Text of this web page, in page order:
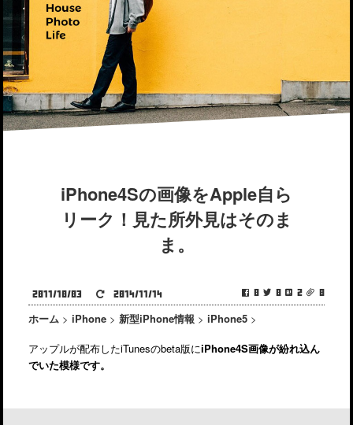
iPhone4Sの画像をApple自ら
リーク！見た所外見はそのま
ま。
0 0 2 0
2011/10/03 2014/11/14
ホーム > iPhone > 新型iPhone情報 > iPhone5 >
アップルが配布したiTunesのbeta版にiPhone4S画像が紛れ込ん
でいた模様です。